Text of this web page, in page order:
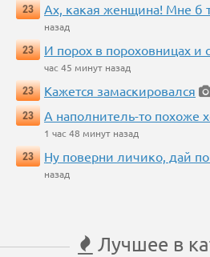
23
Ах, какая женщина! Мне б
назад
23
И порох в пороховницах и
час 45 минут назад
23
Кажется замаскировался
23
А наполнитель-то похоже
1 час 48 минут назад
23
Ну поверни личико, дай
назад
Лучшее в